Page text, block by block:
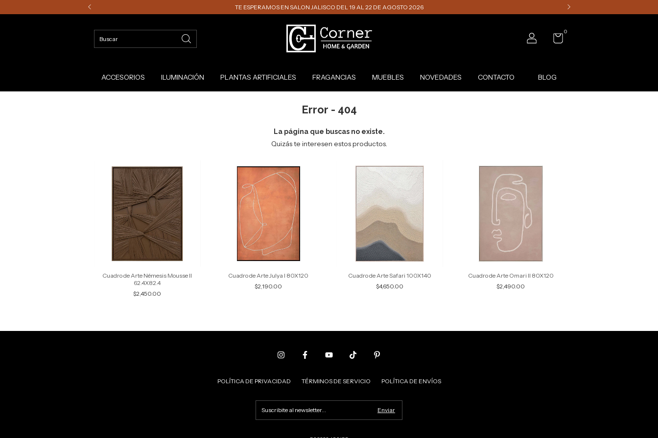
TE ESPERAMOS EN SALON JALISCO DEL 19 AL 22 DE AGOSTO 2026
0
ACCESORIOS ILUMINACIÓN PLANTAS ARTIFICIALES FRAGANCIAS MUEBLES NOVEDADES CONTACTO BLOG
Error - 404
La página que buscas no existe.
Quizás te interesen estos productos.
Cuadro de Arte Némesis Mousse II
62.4X82.4
$2,450.00
Cuadro de Arte Julya I 80X120
$2,190.00
Cuadro de Arte Safari 100X140
$4,650.00
Cuadro de Arte Omari II 80X120
$2,490.00
POLÍTICA DE PRIVACIDAD TÉRMINOS DE SERVICIO POLÍTICA DE ENVÍOS